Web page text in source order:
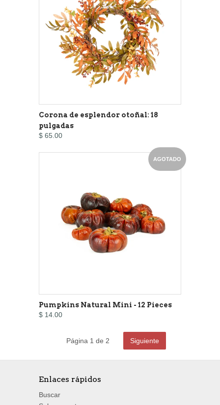
Corona de esplendor otoñal: 18
pulgadas
$ 65.00
AGOTADO
Pumpkins Natural Mini - 12 Pieces
$ 14.00
Página 1 de 2 Siguiente
Enlaces rápidos
Buscar